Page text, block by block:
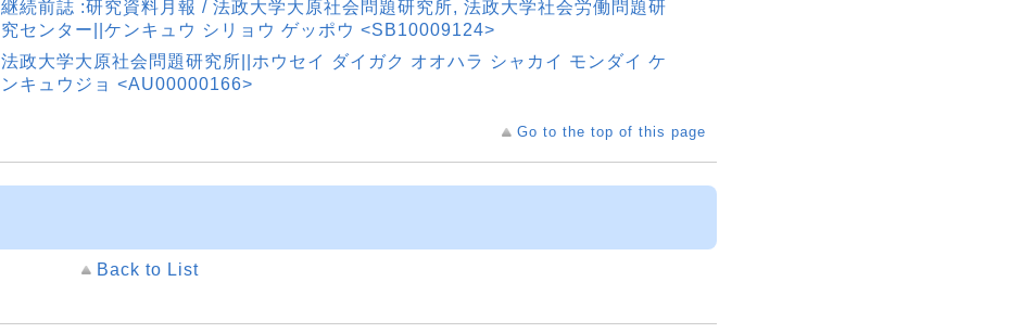
継続前誌 :研究資料月報 / 法政大学大原社会問題研究所, 法政大学社会労働問題研
究センター||ケンキュウ シリョウ ゲッポウ <SB10009124>
法政大学大原社会問題研究所||ホウセイ ダイガク オオハラ シャカイ モンダイ ケ
ンキュウジョ <AU00000166>
Go to the top of this page
Back to List